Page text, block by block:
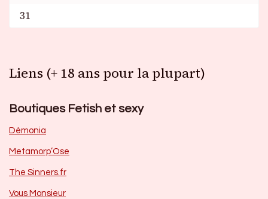
31
Liens (+ 18 ans pour la plupart)
Boutiques Fetish et sexy
Dèmonia
Metamorp’Ose
The Sinners.fr
Vous Monsieur